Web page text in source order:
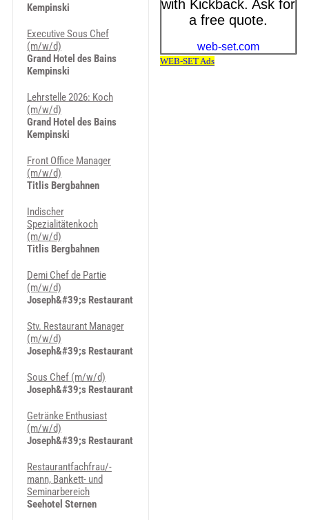
Kempinski
Executive Sous Chef
(m/w/d)
Grand Hotel des Bains
Kempinski
Lehrstelle 2026: Koch
(m/w/d)
Grand Hotel des Bains
Kempinski
Front Office Manager
(m/w/d)
Titlis Bergbahnen
Indischer
Spezialitätenkoch
(m/w/d)
Titlis Bergbahnen
Demi Chef de Partie
(m/w/d)
Joseph&#39;s Restaurant
Stv. Restaurant Manager
(m/w/d)
Joseph&#39;s Restaurant
Sous Chef (m/w/d)
Joseph&#39;s Restaurant
Getränke Enthusiast
(m/w/d)
Joseph&#39;s Restaurant
Restaurantfachfrau/-
mann, Bankett- und
Seminarbereich
Seehotel Sternen